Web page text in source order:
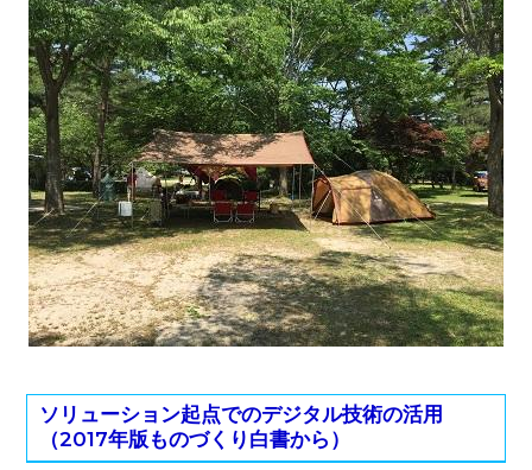
ソリューション起点でのデジタル技術の活用
（2017年版ものづくり白書から）